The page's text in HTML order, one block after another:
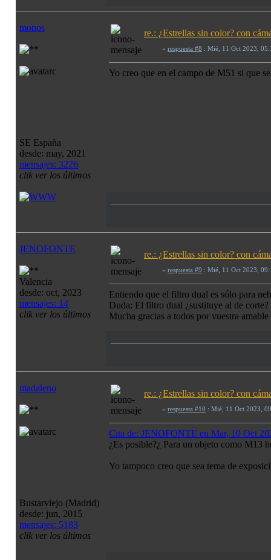
monos
SE España
desde: may, 2021
mensajes: 3226
clik ver los últimos
re.: ¿Estrellas sin color? con
« respuesta #8 : Mié, 11 Oct 2023,
Yo creo que en el campo de M51 si que
JENOFONTE
Valencia
desde: oct, 2023
mensajes: 14
clik ver los últimos
re.: ¿Estrellas sin color? con
« respuesta #9 : Mié, 11 Oct 2023,
Entiendo que el filtro dual es sólo para
Duda: El filtro dual ¿sustituye al de
Mucha gracias a todos por vuestra
madaleno
Bustarviejo (Madrid)
desde: jun, 2015
mensajes: 5183
clik ver los últimos
re.: ¿Estrellas sin color? con
« respuesta #10 : Mié, 11 Oct 2023,
Cita de: JENOFONTE en Mar, 10 Oct
¿Es posible?¿ Para un objeto como M13
Yo tampoco creo que sea tema de